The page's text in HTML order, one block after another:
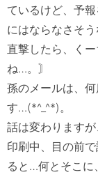
ているけど、予
にはならなさそ
直撃したら、く
ね…。〙
孫のメールは、
す…(*^_^*)。
話は変わります
印刷中、目の前
ると…何とそこに